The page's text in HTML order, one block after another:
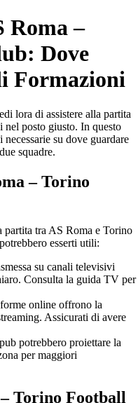
Roma –
Dove
Formazioni
lora di assistere alla partita
posto giusto. In questo
su dove guardare
squadre.
– Torino
partita tra AS Roma e Torino
esserti utili:
su canali televisivi
Consulta la guida TV per
online offrono la
Assicurati di avere
potrebbero proiettare la
per maggiori
Torino Football